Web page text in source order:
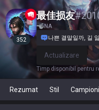
352
最佳损友#
NA
나쁜 결말일까, 길
Actualizare
Timp disponibil pentru
Rezumat Stil Campioni